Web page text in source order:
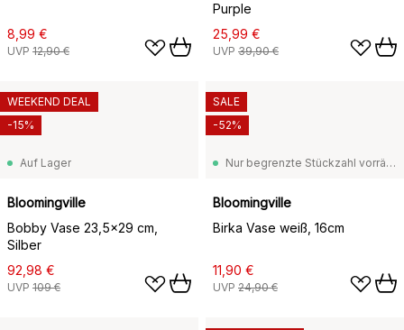
8,99 €
UVP 12,90 €
Purple
25,99 €
UVP 39,90 €
Auf Lager
Bloomingville
Bobby Vase 23,5x29 cm,
Silber
92,98 €
UVP 109 €
WEEKEND DEAL
-15%
Nur begrenzte Stückzahl vorrätig
Bloomingville
Birka Vase weiß, 16cm
11,90 €
UVP 24,90 €
SALE
-52%